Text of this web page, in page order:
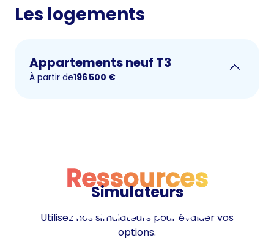
Les logements
Appartements neuf T3
À partir de196 500 €
Ressources
Ressources
Simulateurs
Utilisez nos simulateurs pour évaluer vos
options.